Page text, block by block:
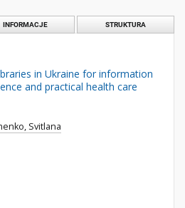
INFORMACJE STRUKTURA
in Ukraine for information
and practical health care
Svitlana